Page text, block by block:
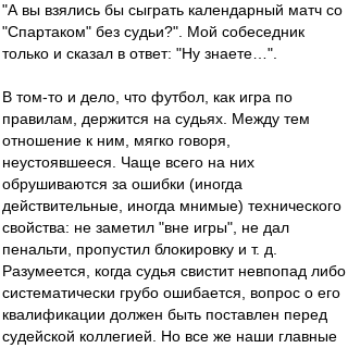
"А вы взялись бы сыграть календарный матч со
"Спартаком" без судьи?". Мой собеседник
только и сказал в ответ: "Ну знаете…".
В том-то и дело, что футбол, как игра по
правилам, держится на судьях. Между тем
отношение к ним, мягко говоря,
неустоявшееся. Чаще всего на них
обрушиваются за ошибки (иногда
действительные, иногда мнимые) технического
свойства: не заметил "вне игры", не дал
пенальти, пропустил блокировку и т. д.
Разумеется, когда судья свистит невпопад либо
систематически грубо ошибается, вопрос о его
квалификации должен быть поставлен перед
судейской коллегией. Но все же наши главные